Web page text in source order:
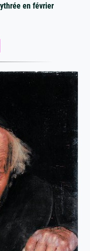
en février